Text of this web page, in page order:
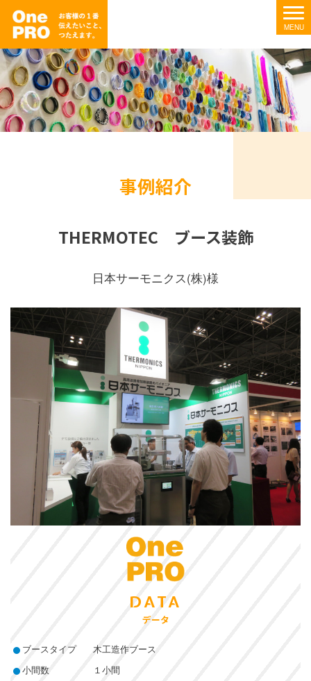
事例紹介
THERMOTEC ブース装飾
日本サーモニクス(株)様
DATA
データ
ブースタイプ
木工造作ブース
小間数
１小間